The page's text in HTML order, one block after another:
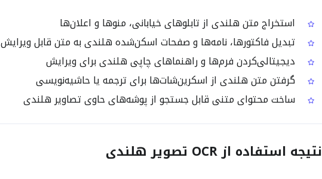
استخراج متن هلندی از تابلوهای خیابانی، منوها و اعلان‌ها
تبدیل فاکتورها، نامه‌ها و صفحات اسکن‌شده هلندی به متن قابل ویرایش
دیجیتالی‌کردن فرم‌ها و راهنماهای چاپی هلندی برای ویرایش
گرفتن متن هلندی از اسکرین‌شات‌ها برای ترجمه یا حاشیه‌نویسی
ساخت محتوای متنی قابل جستجو از پوشه‌های حاوی تصاویر هلندی
نتیجه استفاده از OCR تصویر هلندی